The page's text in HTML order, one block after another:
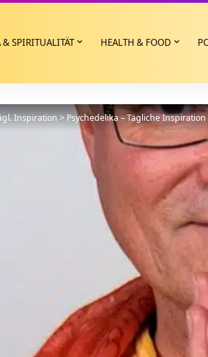
& SPIRITUALITÄT HEALTH & FOOD
Inspiration>Psychedelika – Tägliche Inspiration